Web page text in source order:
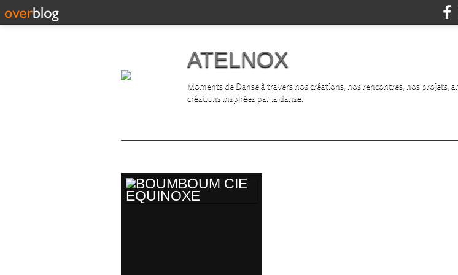
ATELNOX
Moments de Danse à travers nos créations, nos rencontres, nos projets,
créations inspirées par la danse.